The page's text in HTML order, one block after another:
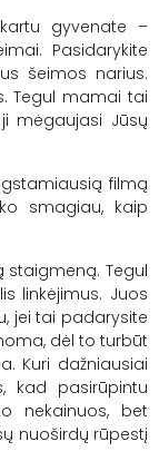
gyvenate –
Pasidarykite
šeimos narius.
Tegul mamai tai
mėgaujasi Jūsų
filmą
smagiau, kaip
Tegul
linkėjimus. Juos
jei tai padarysite
dėl to turbūt
Kuri dažniausiai
kad pasirūpintu
nekainuos, bet
nuoširdų rūpestį